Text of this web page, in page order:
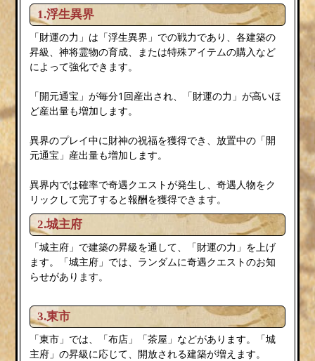
1.浮生異界
「財運の力」は「浮生異界」での戦力であり、各建築の
昇級、神将霊物の育成、または特殊アイテムの購入など
によって強化できます。
「開元通宝」が毎分1回産出され、「財運の力」が高いほ
ど産出量も増加します。
異界のプレイ中に財神の祝福を獲得でき、放置中の「開
元通宝」産出量も増加します。
異界内では確率で奇遇クエストが発生し、奇遇人物をク
リックして完了すると報酬を獲得できます。
2.城主府
「城主府」で建築の昇級を通して、「財運の力」を上げ
ます。「城主府」では、ランダムに奇遇クエストのお知
らせがあります。
3.東市
「東市」では、「布店」「茶屋」などがあります。「城
主府」の昇級に応じて、開放される建築が増えます。